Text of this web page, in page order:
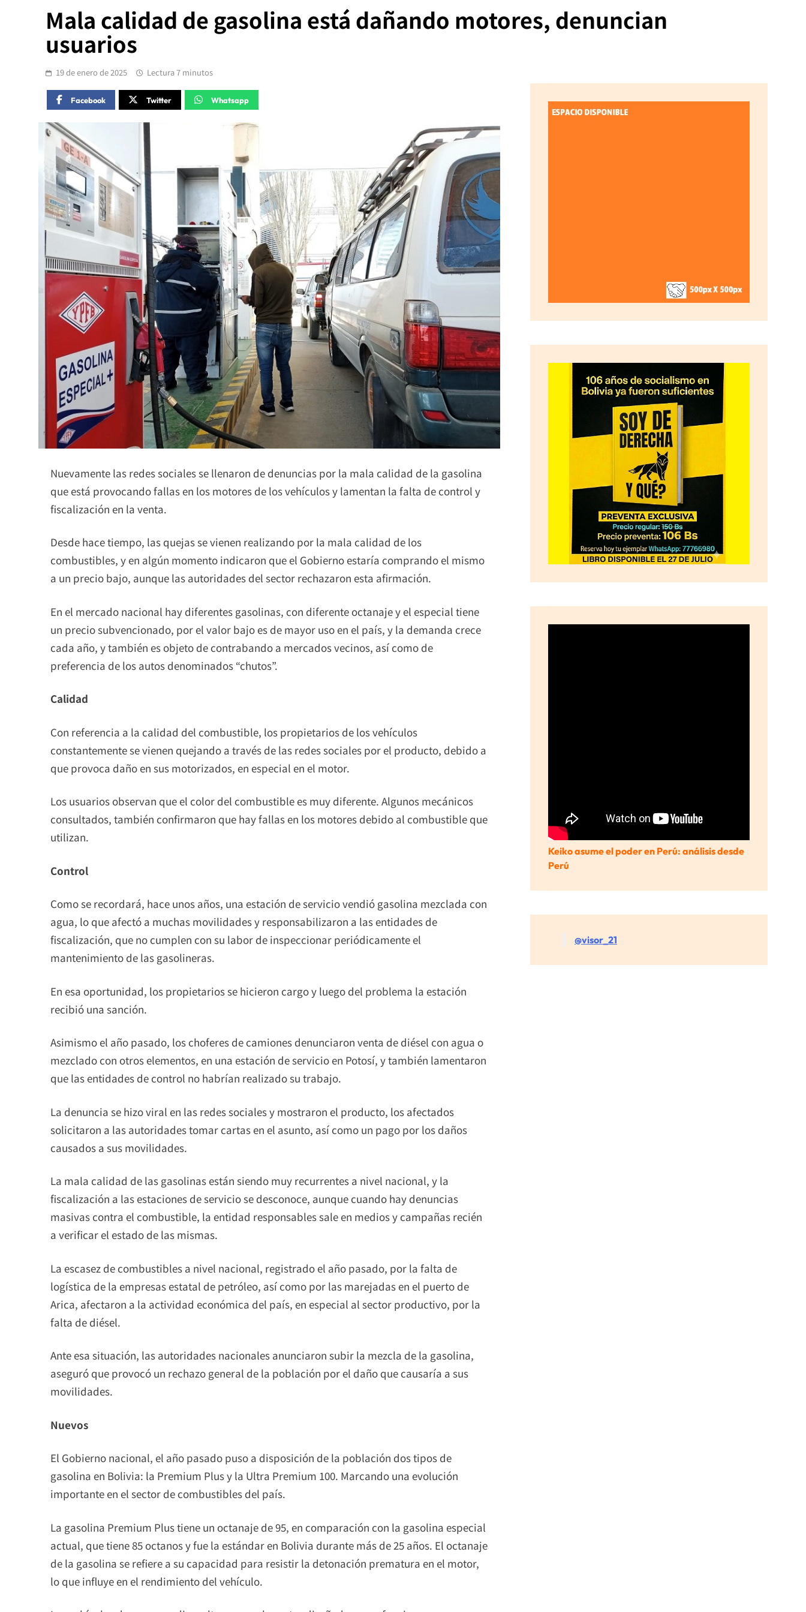
Mala calidad de gasolina está dañando motores, denuncian
usuarios
19 de enero de 2025 Lectura 7 minutos
Facebook Twitter Whatsapp
Nuevamente las redes sociales se llenaron de denuncias por la mala calidad de la gasolina
que está provocando fallas en los motores de los vehículos y lamentan la falta de control y
fiscalización en la venta.
Desde hace tiempo, las quejas se vienen realizando por la mala calidad de los
combustibles, y en algún momento indicaron que el Gobierno estaría comprando el mismo
a un precio bajo, aunque las autoridades del sector rechazaron esta afirmación.
En el mercado nacional hay diferentes gasolinas, con diferente octanaje y el especial tiene
un precio subvencionado, por el valor bajo es de mayor uso en el país, y la demanda crece
cada año, y también es objeto de contrabando a mercados vecinos, así como de
preferencia de los autos denominados “chutos”.
Calidad
Con referencia a la calidad del combustible, los propietarios de los vehículos
constantemente se vienen quejando a través de las redes sociales por el producto, debido a
que provoca daño en sus motorizados, en especial en el motor.
Los usuarios observan que el color del combustible es muy diferente. Algunos mecánicos
consultados, también confirmaron que hay fallas en los motores debido al combustible que
utilizan.
Control
Como se recordará, hace unos años, una estación de servicio vendió gasolina mezclada con
agua, lo que afectó a muchas movilidades y responsabilizaron a las entidades de
fiscalización, que no cumplen con su labor de inspeccionar periódicamente el
mantenimiento de las gasolineras.
En esa oportunidad, los propietarios se hicieron cargo y luego del problema la estación
recibió una sanción.
Asimismo el año pasado, los choferes de camiones denunciaron venta de diésel con agua o
mezclado con otros elementos, en una estación de servicio en Potosí, y también lamentaron
que las entidades de control no habrían realizado su trabajo.
La denuncia se hizo viral en las redes sociales y mostraron el producto, los afectados
solicitaron a las autoridades tomar cartas en el asunto, así como un pago por los daños
causados a sus movilidades.
La mala calidad de las gasolinas están siendo muy recurrentes a nivel nacional, y la
fiscalización a las estaciones de servicio se desconoce, aunque cuando hay denuncias
masivas contra el combustible, la entidad responsables sale en medios y campañas recién
a verificar el estado de las mismas.
La escasez de combustibles a nivel nacional, registrado el año pasado, por la falta de
logística de la empresas estatal de petróleo, así como por las marejadas en el puerto de
Arica, afectaron a la actividad económica del país, en especial al sector productivo, por la
falta de diésel.
Ante esa situación, las autoridades nacionales anunciaron subir la mezcla de la gasolina,
aseguró que provocó un rechazo general de la población por el daño que causaría a sus
movilidades.
Nuevos
El Gobierno nacional, el año pasado puso a disposición de la población dos tipos de
gasolina en Bolivia: la Premium Plus y la Ultra Premium 100. Marcando una evolución
importante en el sector de combustibles del país.
La gasolina Premium Plus tiene un octanaje de 95, en comparación con la gasolina especial
actual, que tiene 85 octanos y fue la estándar en Bolivia durante más de 25 años. El octanaje
de la gasolina se refiere a su capacidad para resistir la detonación prematura en el motor,
lo que influye en el rendimiento del vehículo.
Keiko asume el poder en Perú: análisis desde
Perú
@visor_21